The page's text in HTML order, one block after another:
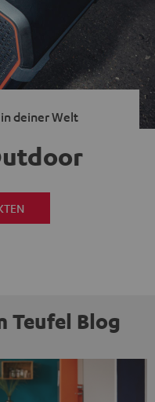
deiner Welt
Teufel Blog